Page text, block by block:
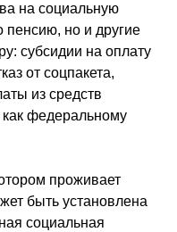
на социальную
пенсию, но и другие
субсидии на оплату
от соцпакета,
из средств
федеральному
проживает
быть установлена
социальная